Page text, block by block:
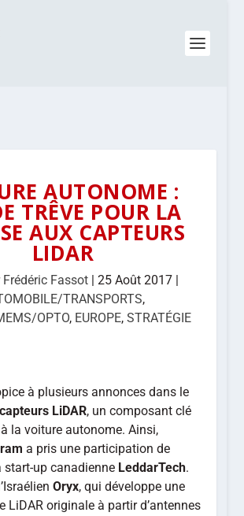
AUTONOME :
TRÊVE POUR LA
AUX CAPTEURS
LIDAR
Frédéric Fassot| 25 Août 2017|
TRANSPORTS,
OPTO, EUROPE, STRATÉGIE
à plusieurs annonces dans le
capteurs LiDAR, un composant clé
la voiture autonome. Ainsi,
a pris une participation de
start-up canadienne LeddarTech.
Oryx, qui développe une
LiDAR originale à partir d’antennes